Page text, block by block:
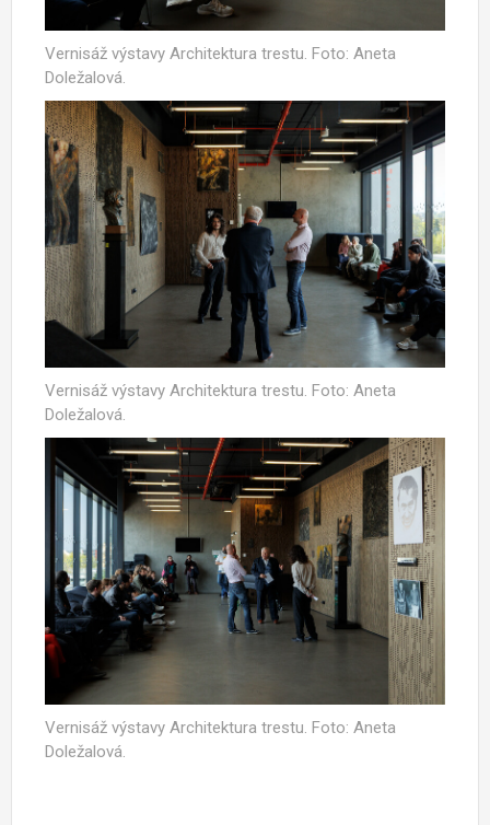
Vernisáž výstavy Architektura trestu. Foto: Aneta
Doležalová.
Vernisáž výstavy Architektura trestu. Foto: Aneta
Doležalová.
Vernisáž výstavy Architektura trestu. Foto: Aneta
Doležalová.